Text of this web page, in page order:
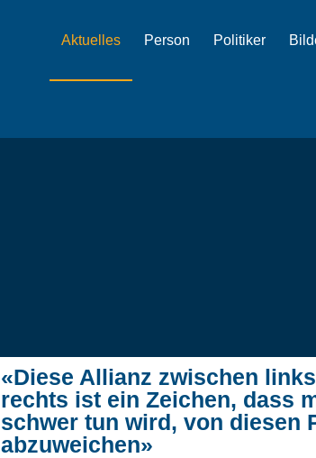
Aktuelles Person Politiker
«Diese Allianz zwischen
rechts ist ein Zeichen, dass
schwer tun wird, von diesen
abzuweichen»